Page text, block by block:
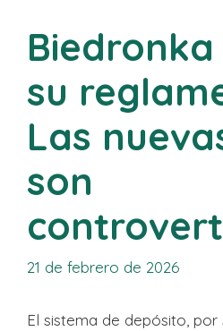
su
Las
son
21 de febrero de 2026
El sistema de depósito,